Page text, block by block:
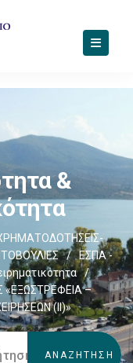
&
/
ΕΣΠΑ -
/
–
(II)»